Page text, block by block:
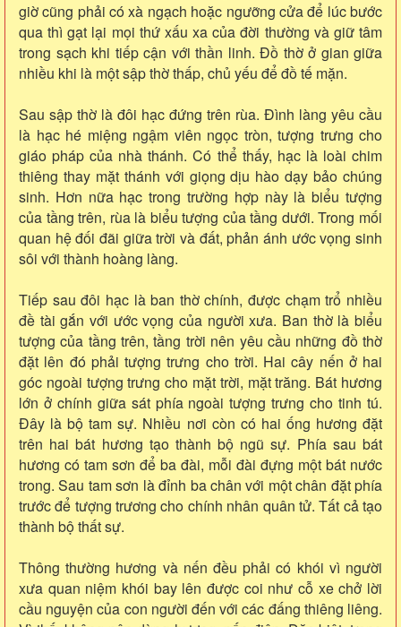
giờ cũng phải có xà ngạch hoặc ngưỡng cửa để lúc bước
qua thì gạt lại mọi thứ xấu xa của đời thường và giữ tâm
trong sạch khi tiếp cận với thần linh. Đồ thờ ở gian giữa
nhiều khi là một sập thờ thấp, chủ yếu để đồ tế mặn.
Sau sập thờ là đôi hạc đứng trên rùa. Đình làng yêu cầu
là hạc hé miệng ngậm viên ngọc tròn, tượng trưng cho
giáo pháp của nhà thánh. Có thể thấy, hạc là loài chim
thiêng thay mặt thánh với giọng dịu hào dạy bảo chúng
sinh. Hơn nữa hạc trong trường hợp này là biểu tượng
của tầng trên, rùa là biểu tượng của tầng dưới. Trong mối
quan hệ đối đãi giữa trời và đất, phản ánh ước vọng sinh
sôi với thành hoàng làng.
Tiếp sau đôi hạc là ban thờ chính, được chạm trổ nhiều
đề tài gắn với ước vọng của người xưa. Ban thờ là biểu
tượng của tầng trên, tầng trời nên yêu cầu những đồ thờ
đặt lên đó phải tượng trưng cho trời. Hai cây nến ở hai
góc ngoài tượng trưng cho mặt trời, mặt trăng. Bát hương
lớn ở chính giữa sát phía ngoài tượng trưng cho tinh tú.
Đây là bộ tam sự. Nhiều nơi còn có hai ống hương đặt
trên hai bát hương tạo thành bộ ngũ sự. Phía sau bát
hương có tam sơn để ba đài, mỗi đài đựng một bát nước
trong. Sau tam sơn là đỉnh ba chân với một chân đặt phía
trước để tượng trương cho chính nhân quân tử. Tất cả tạo
thành bộ thất sự.
Thông thường hương và nến đều phải có khói vì người
xưa quan niệm khói bay lên được coi như cỗ xe chở lời
cầu nguyện của con người đến với các đấng thiêng liêng.